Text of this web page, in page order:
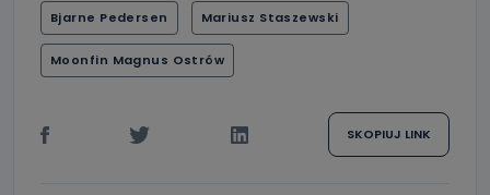
Bjarne Pedersen Mariusz Staszewski
Moonfin Magnus Ostrów
SKOPIUJ LINK